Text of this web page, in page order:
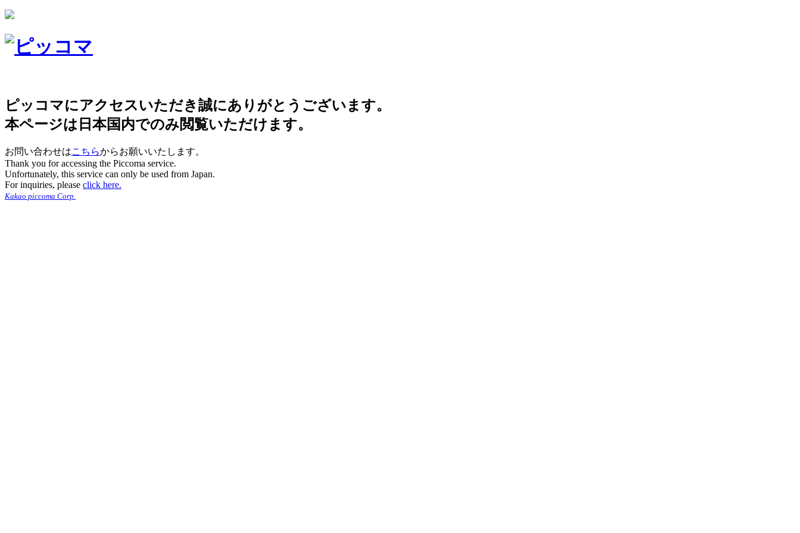
ピッコマにアクセスいただき誠にありがとうございます。
本ページは日本国内でのみ閲覧いただけます。
お問い合わせはこちらからお願いいたします。
Thank you for accessing the Piccoma service.
Unfortunately, this service can only be used from Japan.
For inquiries, please click here.
Kakao piccoma Corp.